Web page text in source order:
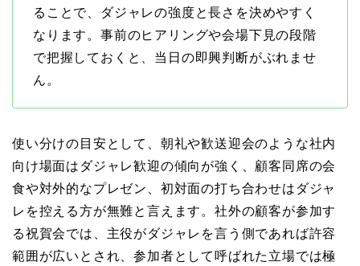
ることで、ダジャレの強度と長さを決めやすく
なります。事前のヒアリングや会場下見の段階
で把握しておくと、当日の即興判断がぶれませ
ん。
使い分けの目安として、朝礼や歓送迎会のような社内
向け場面はダジャレ歓迎の傾向が強く、顧客同席の会
食や対外的なプレゼン、初対面の打ち合わせはダジャ
レを控える方が無難と言えます。社外の顧客が参加す
る祝賀会では、主役がダジャレを言う側であれば許容
範囲が広いとされ、参加者として呼ばれた立場では極